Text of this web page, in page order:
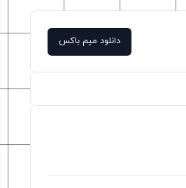
دانلود میم باکس